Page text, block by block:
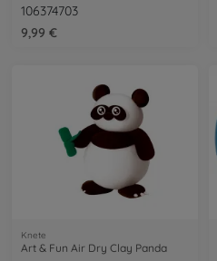
106374703
9,99 €
Knete
Art & Fun Air Dry Clay Panda